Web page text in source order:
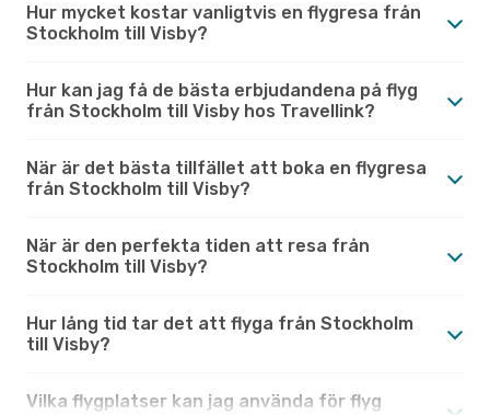
Hur mycket kostar vanligtvis en flygresa från
Stockholm till Visby?
Hur kan jag få de bästa erbjudandena på flyg
från Stockholm till Visby hos Travellink?
När är det bästa tillfället att boka en flygresa
från Stockholm till Visby?
När är den perfekta tiden att resa från
Stockholm till Visby?
Hur lång tid tar det att flyga från Stockholm
till Visby?
Vilka flygplatser kan jag använda för flyg